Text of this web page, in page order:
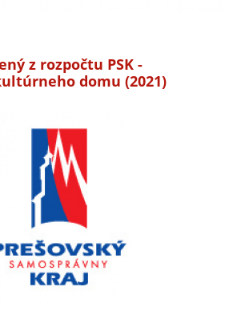
z rozpočtu PSK -
domu (2021)